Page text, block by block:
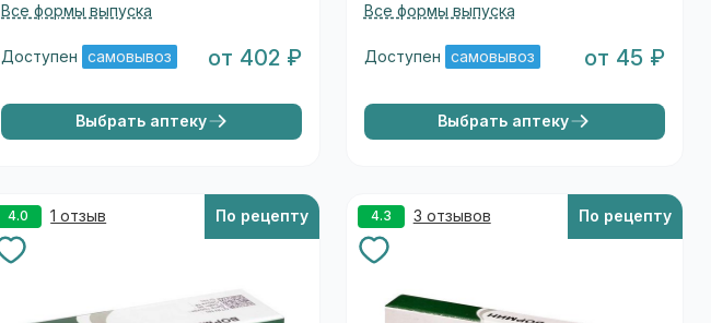
Все формы выпуска
Доступен самовывоз от 402 ₽
Выбрать аптеку
Все формы выпуска
Доступен самовывоз от 45 ₽
Выбрать аптеку
4.0 1 отзыв По рецепту 4.3 3 отзывов По рецепту